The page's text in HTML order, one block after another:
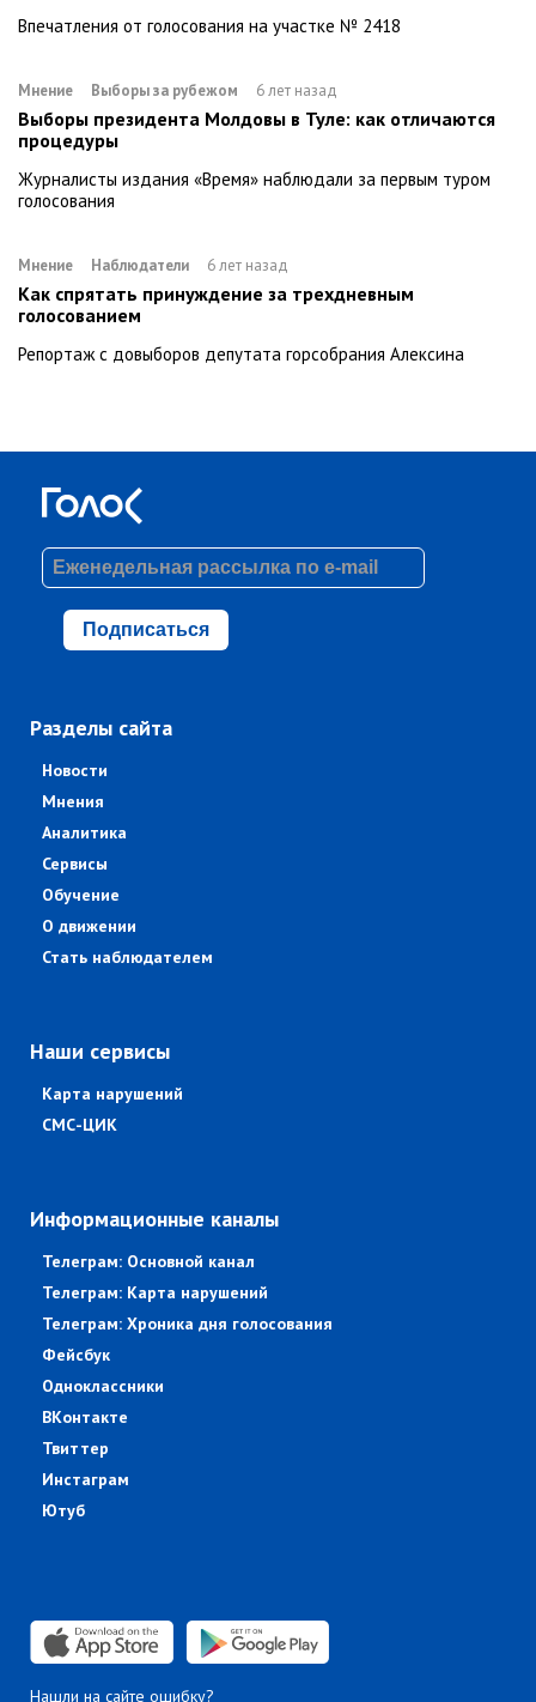
Впечатления от голосования на участке № 2418
Мнение Выборы за рубежом 6 лет назад
Выборы президента Молдовы в Туле: как отличаются
процедуры
Журналисты издания «Время» наблюдали за первым туром
голосования
Мнение Наблюдатели 6 лет назад
Как спрятать принуждение за трехдневным
голосованием
Репортаж с довыборов депутата горсобрания Алексина
Подписаться
Разделы сайта
Новости
Мнения
Аналитика
Сервисы
Обучение
О движении
Стать наблюдателем
Наши сервисы
Карта нарушений
СМС-ЦИК
Информационные каналы
Телеграм: Основной канал
Телеграм: Карта нарушений
Телеграм: Хроника дня голосования
Фейсбук
Одноклассники
ВКонтакте
Твиттер
Инстаграм
Ютуб
Нашли на сайте ошибку?